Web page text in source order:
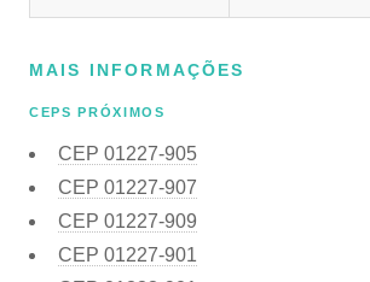
MAIS INFORMAÇÕES
CEPS PRÓXIMOS
CEP 01227-905
CEP 01227-907
CEP 01227-909
CEP 01227-901